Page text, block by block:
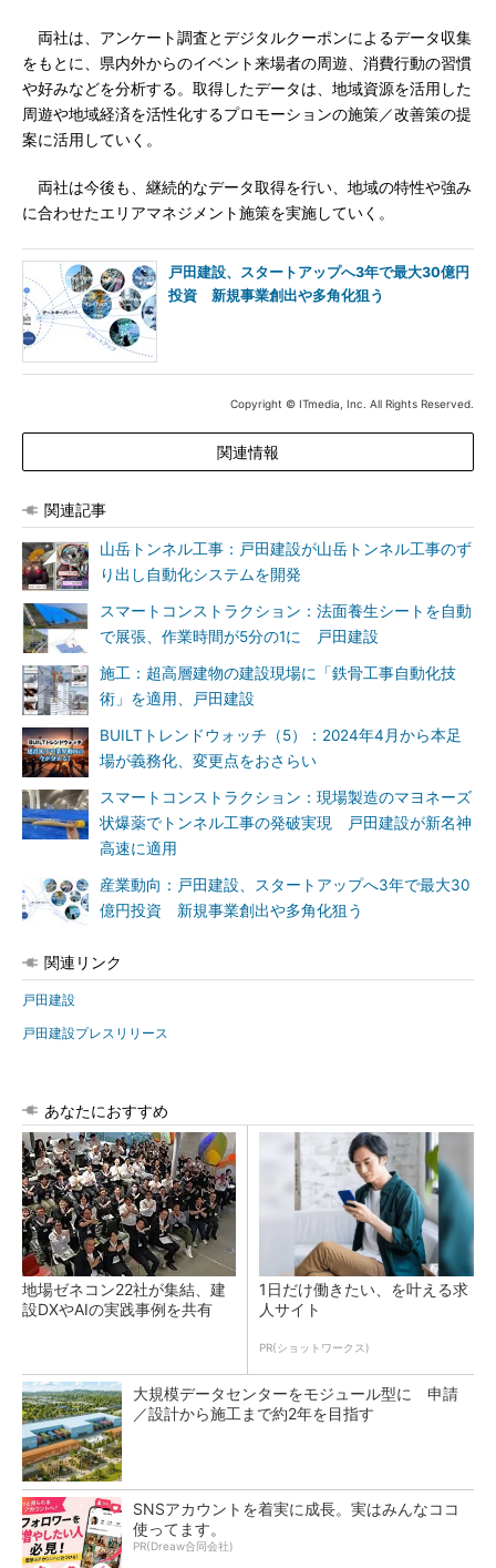
両社は、アンケート調査とデジタルクーポンによるデータ収集
をもとに、県内外からのイベント来場者の周遊、消費行動の習慣
や好みなどを分析する。取得したデータは、地域資源を活用した
周遊や地域経済を活性化するプロモーションの施策／改善策の提
案に活用していく。
両社は今後も、継続的なデータ取得を行い、地域の特性や強み
に合わせたエリアマネジメント施策を実施していく。
戸田建設、スタートアップへ3年で最大30億円
投資 新規事業創出や多角化狙う
Copyright © ITmedia, Inc. All Rights Reserved.
関連情報
関連記事
山岳トンネル工事：戸田建設が山岳トンネル工事のず
り出し自動化システムを開発
スマートコンストラクション：法面養生シートを自動
で展張、作業時間が5分の1に 戸田建設
施工：超高層建物の建設現場に「鉄骨工事自動化技
術」を適用、戸田建設
BUILTトレンドウォッチ（5）：2024年4月から本足
場が義務化、変更点をおさらい
スマートコンストラクション：現場製造のマヨネーズ
状爆薬でトンネル工事の発破実現 戸田建設が新名神
高速に適用
産業動向：戸田建設、スタートアップへ3年で最大30
億円投資 新規事業創出や多角化狙う
関連リンク
戸田建設
戸田建設プレスリリース
あなたにおすすめ
地場ゼネコン22社が集結、建
設DXやAIの実践事例を共有
1日だけ働きたい、を叶える求
人サイト
PR(ショットワークス)
大規模データセンターをモジュール型に 申請
／設計から施工まで約2年を目指す
SNSアカウントを着実に成長。実はみんなココ
使ってます。
PR(Dreaw合同会社)